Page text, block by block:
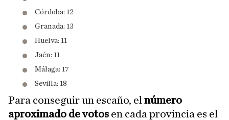
Córdoba: 12
Granada: 13
Huelva: 11
Jaén: 11
Málaga: 17
Sevilla: 18
Para conseguir un escaño, el número
aproximado de votos en cada provincia es el